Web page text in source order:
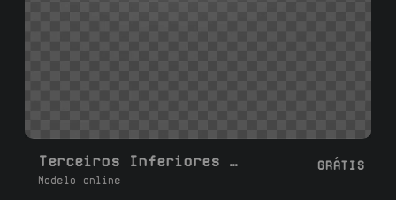
Terceiros Inferiores de Mídia Social R
Modelo online
GRÁTIS